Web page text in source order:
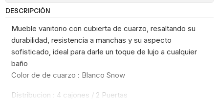
DESCRIPCIÓN
Mueble vanitorio con cubierta de cuarzo, resaltando su
durabilidad, resistencia a manchas y su aspecto
sofisticado, ideal para darle un toque de lujo a cualquier
baño
Color de de cuarzo : Blanco Snow
Distribucion : 4 cajones / 2 Puertas